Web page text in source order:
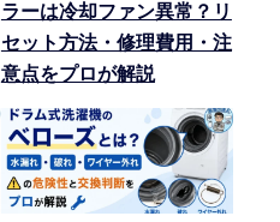
ラーは冷却ファン異常？リ
セット方法・修理費用・注
意点をプロが解説